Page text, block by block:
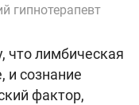
гипнотерапевт
что лимбическая
и сознание
фактор,